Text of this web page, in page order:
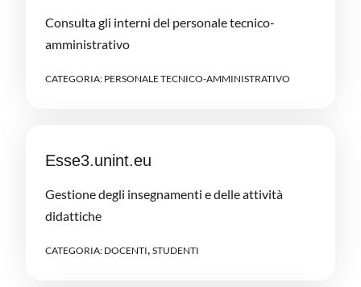
Consulta gli interni del personale tecnico-
amministrativo
CATEGORIA: PERSONALE TECNICO-AMMINISTRATIVO
Esse3.unint.eu
Gestione degli insegnamenti e delle attività
didattiche
CATEGORIA: DOCENTI, STUDENTI